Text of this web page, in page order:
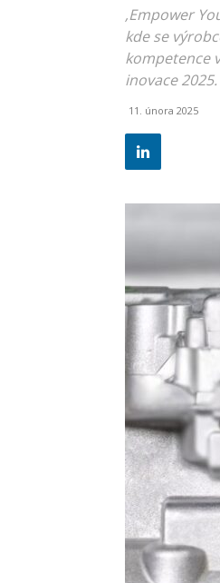
‚Empower
kde se
kompetence
inovace 2025.
11. února 2025